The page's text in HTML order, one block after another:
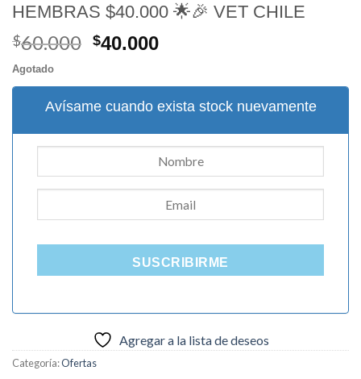
HEMBRAS $40.000 🌟🎉 VET CHILE
$60.000 El
era:
$60.000.
$40.000El
es:
$40.000.
Agotado
Avísame cuando exista stock nuevamente
SUSCRIBIRME
Agregar a la lista de deseos
Categoría:Ofertas